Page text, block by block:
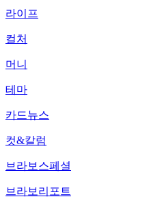
라이프
컬처
머니
테마
카드뉴스
컷&칼럼
브라보스페셜
브라보리포트